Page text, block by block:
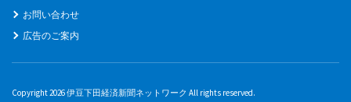
お問い合わせ
広告のご案内
Copyright 2026 伊豆下田経済新聞ネットワーク All rights reserved.